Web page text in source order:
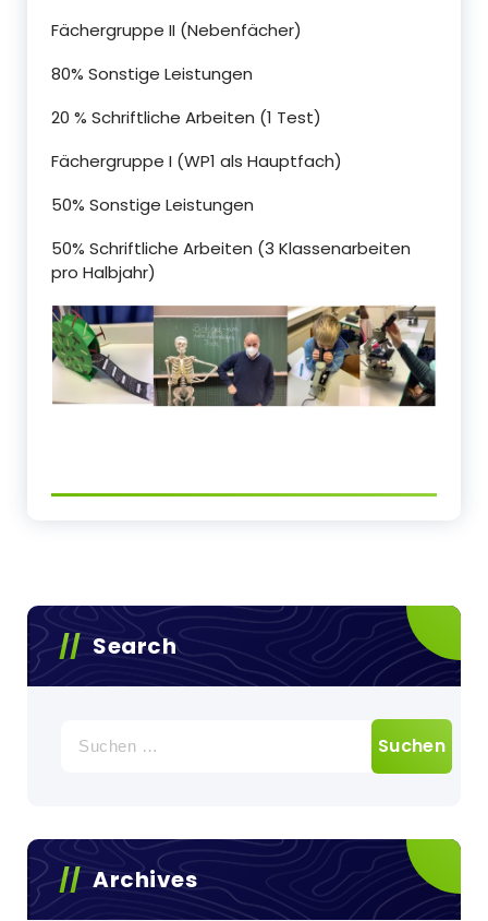
Fächergruppe II (Nebenfächer)
80% Sonstige Leistungen
20 % Schriftliche Arbeiten (1 Test)
Fächergruppe I (WP1 als Hauptfach)
50% Sonstige Leistungen
50% Schriftliche Arbeiten (3 Klassenarbeiten
pro Halbjahr)
Search
nach:
Archives